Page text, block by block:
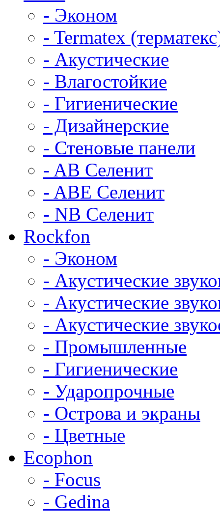
- Эконом
- Termatex
- Акустические
- Влагостойкие
- Гигиенические
- Дизайнерские
- Стеновые панели
- AB Селенит
- ABE Селенит
- NB Селенит
Rockfon
- Эконом
- Акустические
- Акустические
- Акустические
- Промышленные
- Гигиенические
- Ударопрочные
- Острова и экраны
- Цветные
Ecophon
- Focus
- Gedina